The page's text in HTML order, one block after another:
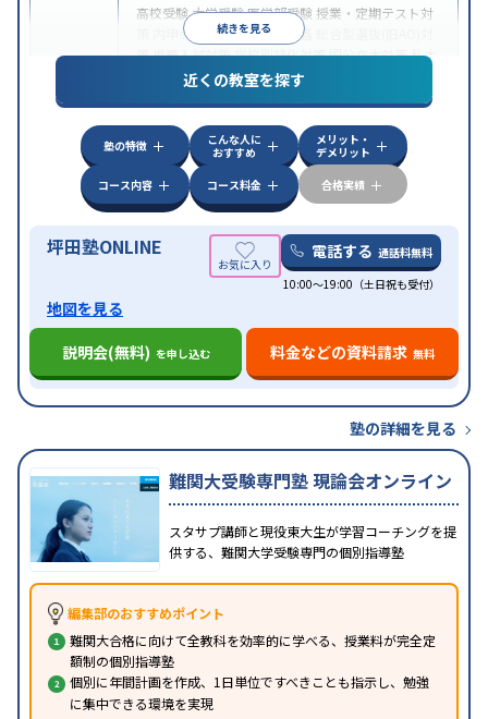
続きを見る
高校受験大学受験医学部受験 授業・定期テスト対
内申点対策学習習慣の定着
策推薦入試対策学校別特化対策国公立大対策私大
共通テスト対策英検(英語検定)対策
その
特徴
中高一貫校生に対応授業の振替可能 不登校生に対
学習にPC・タブレットを利用オンライン対応
科目から受講可能季節講習のみの受講可発達障害
の子どもに対応
近くの教室を探す
塾の特徴
こんな人に
おすすめ
メリット・
デメリット
コース内容
コース料金 合格実績
坪田塾ONLINE 電話する 通話料無料
10:00～19:00（土日祝も受付）
地図を見る
説明会(無料) を申し込む 料金などの資料請求 無料
塾の詳細を見る
難関大受験専門塾 現論会オンライン
スタサプ講師と現役東大生が学習コーチングを提
供する、難関大学受験専門の個別指導塾
編集部のおすすめポイント
難関大合格に向けて全教科を効率的に学べる、授業料が完全定
額制の個別指導塾
個別に年間計画を作成、1日単位ですべきことも指示し、勉強
に集中できる環境を実現